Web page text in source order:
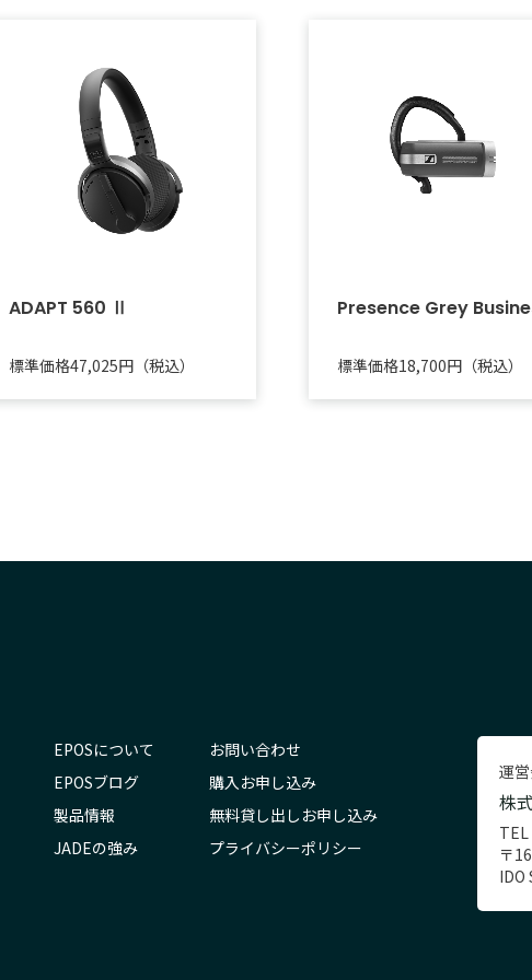
ADAPT 560 Ⅱ
標準価格47,025円（税込）
Presence Grey
標準価格18,700円（税込）
EPOSについて
EPOSブログ
製品情報
JADEの強み
お問い合わせ
購入お申し込み
無料貸し出しお申し込み
プライバシーポリシー
運
株
〒
IDO